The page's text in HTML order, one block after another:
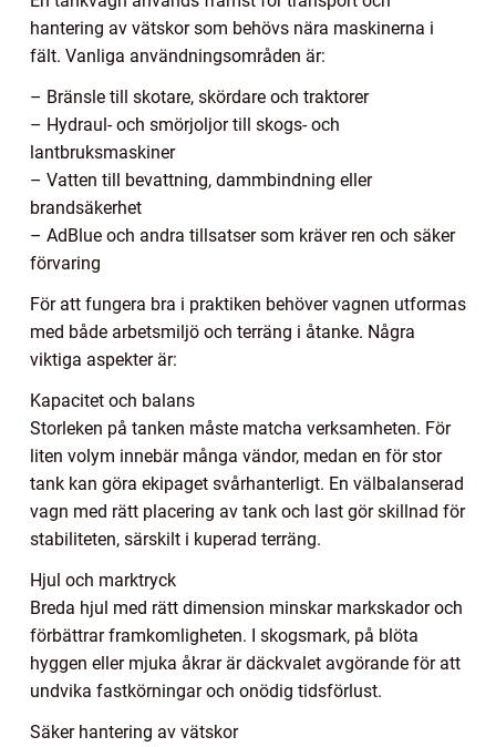
hantering av vätskor som behövs nära maskinerna i
fält. Vanliga användningsområden är:
– Bränsle till skotare, skördare och traktorer
– Hydraul- och smörjoljor till skogs- och
lantbruksmaskiner
– Vatten till bevattning, dammbindning eller
brandsäkerhet
– AdBlue och andra tillsatser som kräver ren och säker
förvaring
För att fungera bra i praktiken behöver vagnen utformas
med både arbetsmiljö och terräng i åtanke. Några
viktiga aspekter är:
Kapacitet och balans
Storleken på tanken måste matcha verksamheten. För
liten volym innebär många vändor, medan en för stor
tank kan göra ekipaget svårhanterligt. En välbalanserad
vagn med rätt placering av tank och last gör skillnad för
stabiliteten, särskilt i kuperad terräng.
Hjul och marktryck
Breda hjul med rätt dimension minskar markskador och
förbättrar framkomligheten. I skogsmark, på blöta
hyggen eller mjuka åkrar är däckvalet avgörande för att
undvika fastkörningar och onödig tidsförlust.
Säker hantering av vätskor